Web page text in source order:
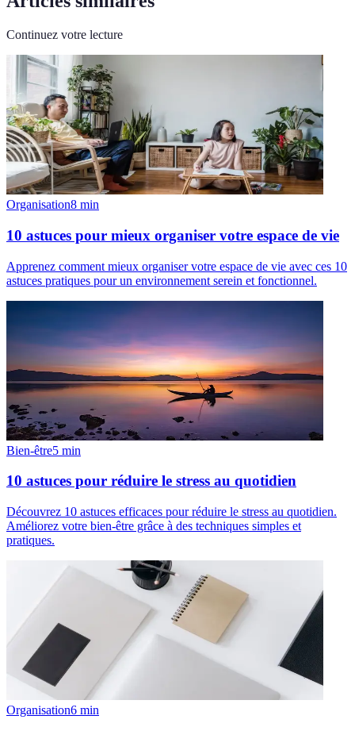
Continuez votre lecture
Organisation8 min
10 astuces pour mieux organiser votre espace de vie
Apprenez comment mieux organiser votre espace de vie avec ces 10
astuces pratiques pour un environnement serein et fonctionnel.
Bien-être5 min
10 astuces pour réduire le stress au quotidien
Découvrez 10 astuces efficaces pour réduire le stress au quotidien.
Améliorez votre bien-être grâce à des techniques simples et
pratiques.
Organisation6 min